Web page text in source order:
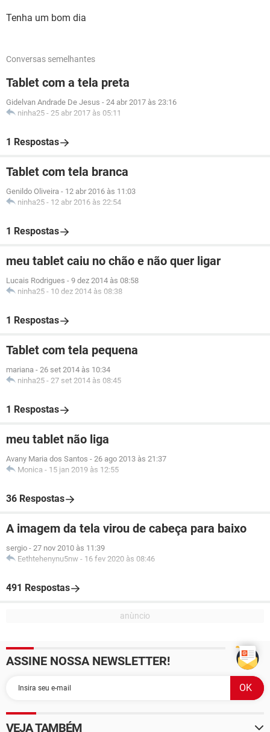
Tenha um bom dia
Conversas semelhantes
Tablet com a tela preta
Gidelvan Andrade De Jesus - 24 abr 2017 às 23:16
ninha25 - 25 abr 2017 às 05:11
1 Respostas
Tablet com tela branca
Genildo Oliveira - 12 abr 2016 às 11:03
ninha25 - 12 abr 2016 às 22:54
1 Respostas
meu tablet caiu no chão e não quer ligar
Lucais Rodrigues - 9 dez 2014 às 08:58
ninha25 - 10 dez 2014 às 08:38
1 Respostas
Tablet com tela pequena
mariana - 26 set 2014 às 10:34
ninha25 - 27 set 2014 às 08:45
1 Respostas
meu tablet não liga
Avany Maria dos Santos - 26 ago 2013 às 21:37
Monica - 15 jan 2019 às 12:55
36 Respostas
A imagem da tela virou de cabeça para baixo
sergio - 27 nov 2010 às 11:39
Eethtehenynu5nw - 16 fev 2020 às 08:46
491 Respostas
ASSINE NOSSA NEWSLETTER!
VEJA TAMBÉM